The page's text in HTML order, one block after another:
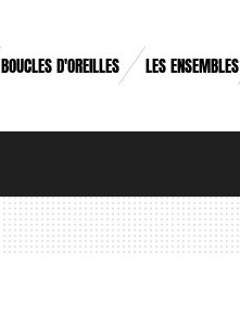
BOUCLES D'OREILLES LES ENSEMBLES